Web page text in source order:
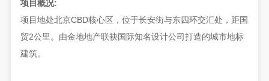
项目概况:
项目地处北京CBD核心区，位于长安街与东四环交汇处，距国
贸2公里。由金地地产联袂国际知名设计公司打造的城市地标
建筑。